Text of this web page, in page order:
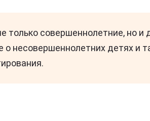
совершеннолетние, но и
несовершеннолетних детях и